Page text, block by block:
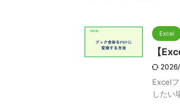
Excel
【
Excel
したい